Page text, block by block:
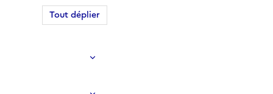
Tout déplier